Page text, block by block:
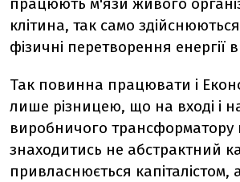
клітина, так само здійснюються
фізичні перетворення енергії
Так повинна працювати і
лише різницею, що на вході і
виробничого трансформатору
знаходитись не абстрактний
привласнюється капіталістом,